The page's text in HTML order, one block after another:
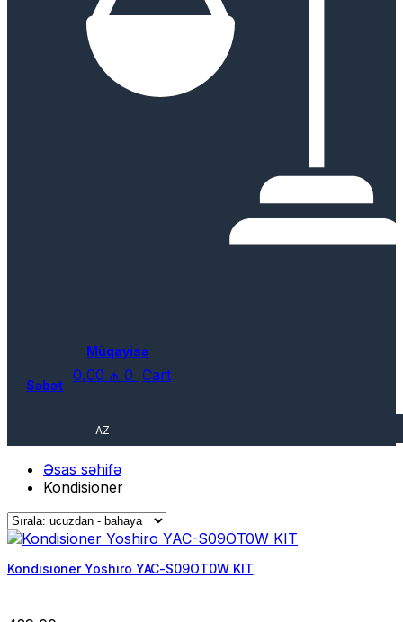
Müqayisə
0,00 ₼ 0 Cart
Səbət
AZ
Əsas səhifə
Kondisioner
Kondisioner Yoshiro YAC-S09OT0W KIT